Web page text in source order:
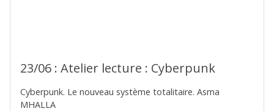
23/06 : Atelier lecture : Cyberpunk
Cyberpunk. Le nouveau système totalitaire. Asma
MHALLA